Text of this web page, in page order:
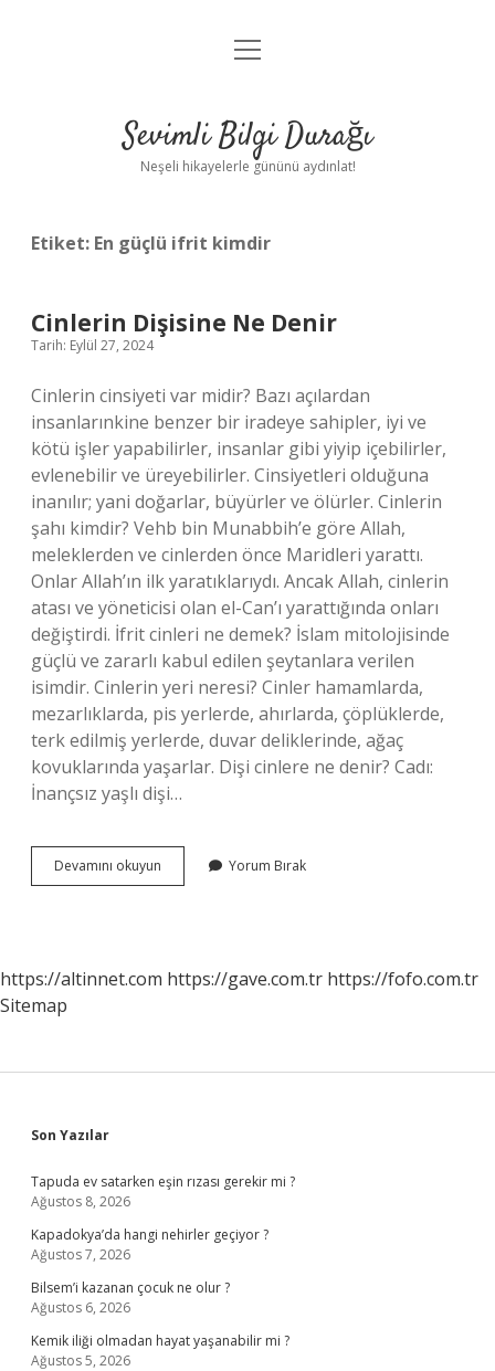
Anasayfa
Yasal Uyarı
menüyü
Sevimli Bilgi Durağı
Neşeli hikayelerle gününü aydınlat!
Etiket: En güçlü ifrit kimdir
Cinlerin Dişisine Ne Denir
Tarih: Eylül 27, 2024
Cinlerin cinsiyeti var midir? Bazı açılardan
insanlarınkine benzer bir iradeye sahipler, iyi ve
kötü işler yapabilirler, insanlar gibi yiyip içebilirler,
evlenebilir ve üreyebilirler. Cinsiyetleri olduğuna
inanılır; yani doğarlar, büyürler ve ölürler. Cinlerin
şahı kimdir? Vehb bin Munabbih’e göre Allah,
meleklerden ve cinlerden önce Maridleri yarattı.
Onlar Allah’ın ilk yaratıklarıydı. Ancak Allah, cinlerin
atası ve yöneticisi olan el-Can’ı yarattığında onları
değiştirdi. İfrit cinleri ne demek? İslam mitolojisinde
güçlü ve zararlı kabul edilen şeytanlara verilen
isimdir. Cinlerin yeri neresi? Cinler hamamlarda,
mezarlıklarda, pis yerlerde, ahırlarda, çöplüklerde,
terk edilmiş yerlerde, duvar deliklerinde, ağaç
kovuklarında yaşarlar. Dişi cinlere ne denir? Cadı:
İnançsız yaşlı dişi…
Devamını okuyun
Dişisine
Yorum Bırak
https://altinnet.com https://gave.com.tr https://fofo.com.tr
Sitemap
Sidebar
Son Yazılar
Tapuda ev satarken eşin rızası gerekir mi ?
Ağustos 8, 2026
Kapadokya’da hangi nehirler geçiyor ?
Ağustos 7, 2026
Bilsem’i kazanan çocuk ne olur ?
Ağustos 6, 2026
Kemik iliği olmadan hayat yaşanabilir mi ?
Ağustos 5, 2026